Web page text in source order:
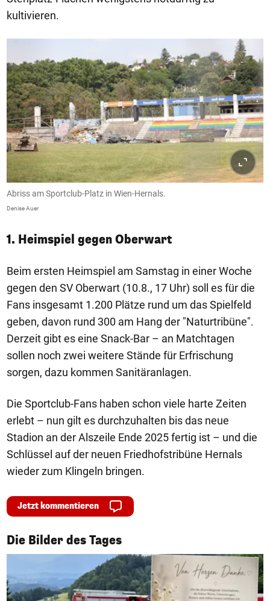
kultivieren.
Abriss am Sportclub-Platz in Wien-Hernals.
Denise Auer
1. Heimspiel gegen Oberwart
Beim ersten Heimspiel am Samstag in einer Woche
gegen den SV Oberwart (10.8., 17 Uhr) soll es für die
Fans insgesamt 1.200 Plätze rund um das Spielfeld
geben, davon rund 300 am Hang der "Naturtribüne".
Derzeit gibt es eine Snack-Bar – an Matchtagen
sollen noch zwei weitere Stände für Erfrischung
sorgen, dazu kommen Sanitäranlagen.
Die Sportclub-Fans haben schon viele harte Zeiten
erlebt – nun gilt es durchzuhalten bis das neue
Stadion an der Alszeile Ende 2025 fertig ist – und die
Schlüssel auf der neuen Friedhofstribüne Hernals
wieder zum Klingeln bringen.
Jetzt kommentieren
Die Bilder des Tages
1/50